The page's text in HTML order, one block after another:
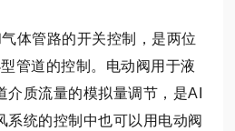
体管路的开关控制，是两位
管道的控制。电动阀用于液
介质流量的模拟量调节，是AI
系统的控制中也可以用电动阀